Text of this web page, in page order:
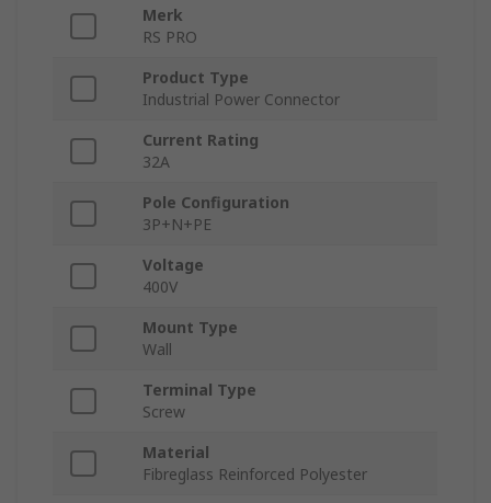
Merk
RS PRO
Product Type
Industrial Power Connector
Current Rating
32A
Pole Configuration
3P+N+PE
Voltage
400V
Mount Type
Wall
Terminal Type
Screw
Material
Fibreglass Reinforced Polyester